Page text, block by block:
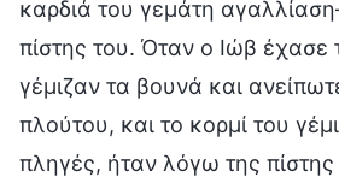
καρδιά του γεμάτη
πίστης του. Όταν ο Ιώβ
γέμιζαν τα βουνά και
πλούτου, και το κορμί του
πληγές, ήταν λόγω της